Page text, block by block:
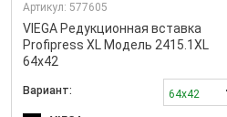
Артикул: 577605
VIEGA Редукционная вставка
Profipress XL Модель 2415.1XL
64x42
Вариант: 64x42